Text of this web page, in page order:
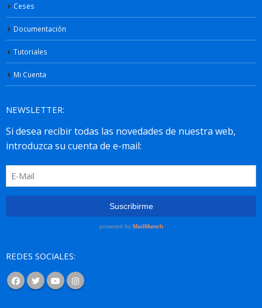
Ceses
Documentación
Tutoriales
Mi Cuenta
NEWSLETTER:
REDES SOCIALES: